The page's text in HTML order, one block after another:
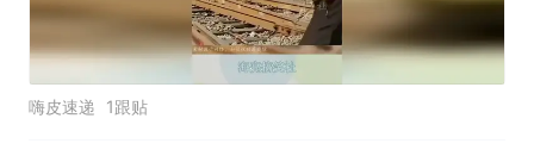
嗨皮速递 1跟贴